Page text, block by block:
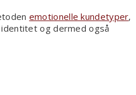
emotionelle kundetyper,
og dermed også